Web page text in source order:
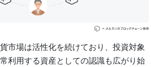
市場は活性化を続けており、投資対象
利用する資産としての認識も広がり始